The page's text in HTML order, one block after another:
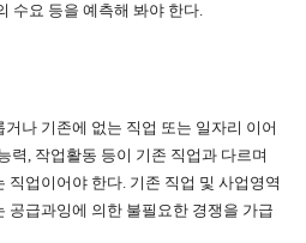
수요 등을 예측해 봐야 한다.
나 기존에 없는 직업 또는 일자리 이어
력, 작업활동 등이 기존 직업과 다르며
직업이어야 한다. 기존 직업 및 사업영역
공급과잉에 의한 불필요한 경쟁을 가급